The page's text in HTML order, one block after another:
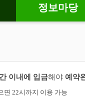
정보마당
이내에 입금해야 예약
22시까지 이용 가능